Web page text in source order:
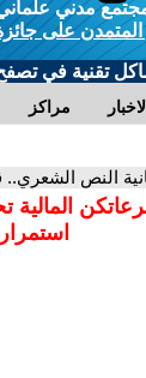
مدني علماني
المتمدن على
تقنية في تصفح
مراكز الاخبار
النص الشعري..